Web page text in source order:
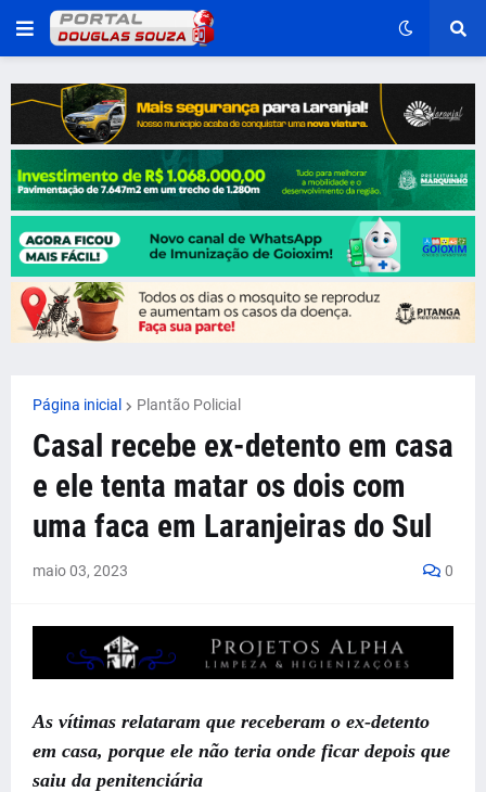
Página inicial Plantão Policial
Casal recebe ex-detento em casa
e ele tenta matar os dois com
uma faca em Laranjeiras do Sul
maio 03, 2023 0
As vítimas relataram que receberam o ex-detento
em casa, porque ele não teria onde ficar depois que
saiu da penitenciária